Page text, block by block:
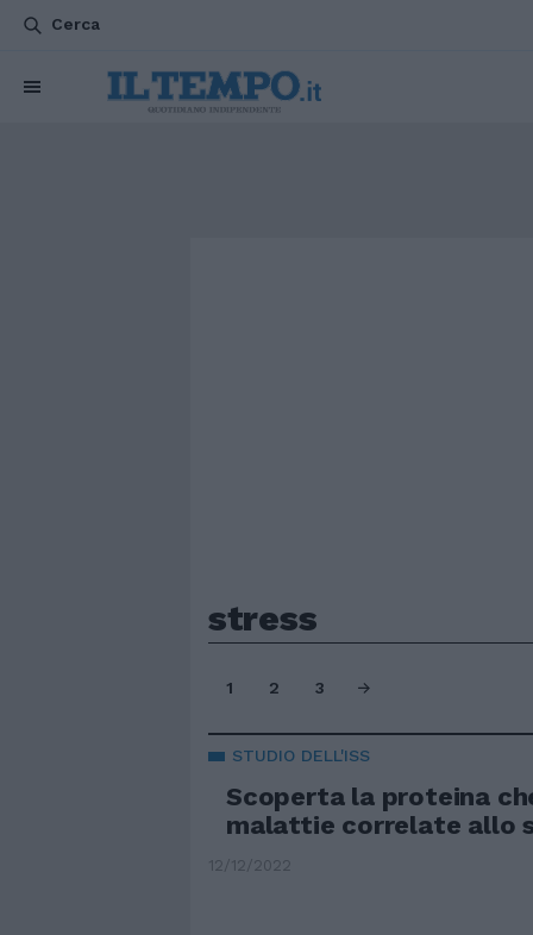
Cerca
stress
1 2 3
STUDIO DELL'ISS
Scoperta la proteina
malattie correlate allo
12/12/2022